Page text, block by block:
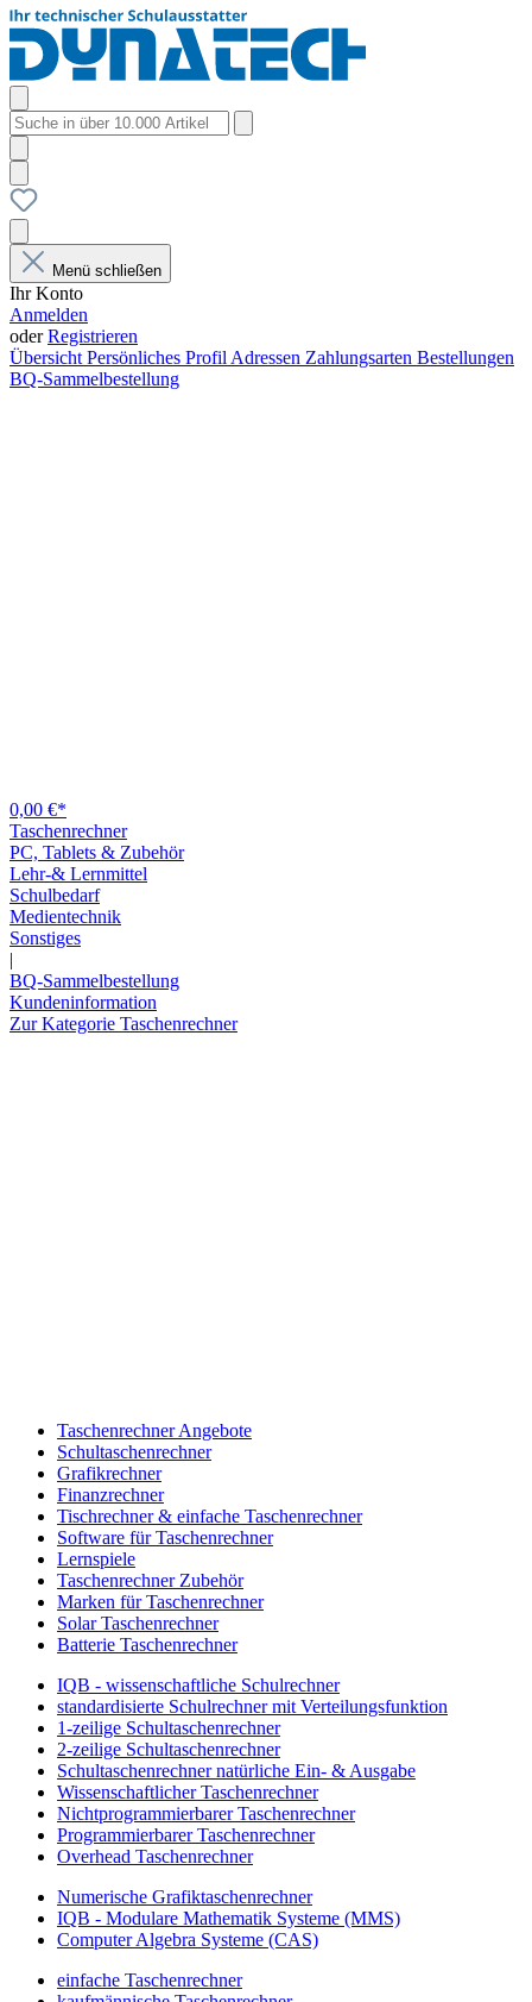
Menü schließen
Ihr Konto
Anmelden
oderRegistrieren
Übersicht Persönliches Profil Adressen Zahlungsarten Bestellungen
BQ-Sammelbestellung
0,00 €*
Taschenrechner
PC, Tablets & Zubehör
Lehr-& Lernmittel
Schulbedarf
Medientechnik
Sonstiges
|
BQ-Sammelbestellung
Kundeninformation
Zur Kategorie Taschenrechner
Taschenrechner Angebote
Schultaschenrechner
Grafikrechner
Finanzrechner
Tischrechner & einfache Taschenrechner
Software für Taschenrechner
Lernspiele
Taschenrechner Zubehör
Marken für Taschenrechner
Solar Taschenrechner
Batterie Taschenrechner
IQB - wissenschaftliche Schulrechner
standardisierte Schulrechner mit Verteilungsfunktion
1-zeilige Schultaschenrechner
2-zeilige Schultaschenrechner
Schultaschenrechner natürliche Ein- & Ausgabe
Wissenschaftlicher Taschenrechner
Nichtprogrammierbarer Taschenrechner
Programmierbarer Taschenrechner
Overhead Taschenrechner
Numerische Grafiktaschenrechner
IQB - Modulare Mathematik Systeme (MMS)
Computer Algebra Systeme (CAS)
einfache Taschenrechner